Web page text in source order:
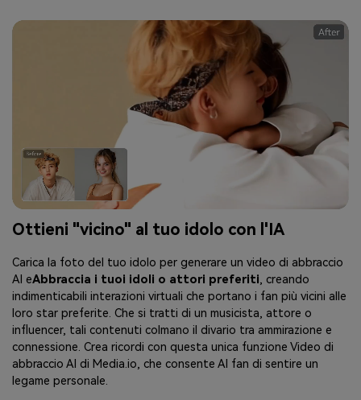
Ottieni "vicino" al tuo idolo con l'IA
Carica la foto del tuo idolo per generare un video di abbraccio
AI eAbbraccia i tuoi idoli o attori preferiti, creando
indimenticabili interazioni virtuali che portano i fan più vicini alle
loro star preferite. Che si tratti di un musicista, attore o
influencer, tali contenuti colmano il divario tra ammirazione e
connessione. Crea ricordi con questa unica funzione Video di
abbraccio AI di Media.io, che consente AI fan di sentire un
legame personale.